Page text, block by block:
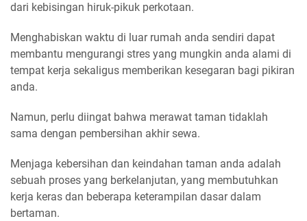
dari kebisingan hiruk-pikuk perkotaan.
Menghabiskan waktu di luar rumah anda sendiri dapat
membantu mengurangi stres yang mungkin anda alami di
tempat kerja sekaligus memberikan kesegaran bagi pikiran
anda.
Namun, perlu diingat bahwa merawat taman tidaklah
sama dengan pembersihan akhir sewa.
Menjaga kebersihan dan keindahan taman anda adalah
sebuah proses yang berkelanjutan, yang membutuhkan
kerja keras dan beberapa keterampilan dasar dalam
bertaman.